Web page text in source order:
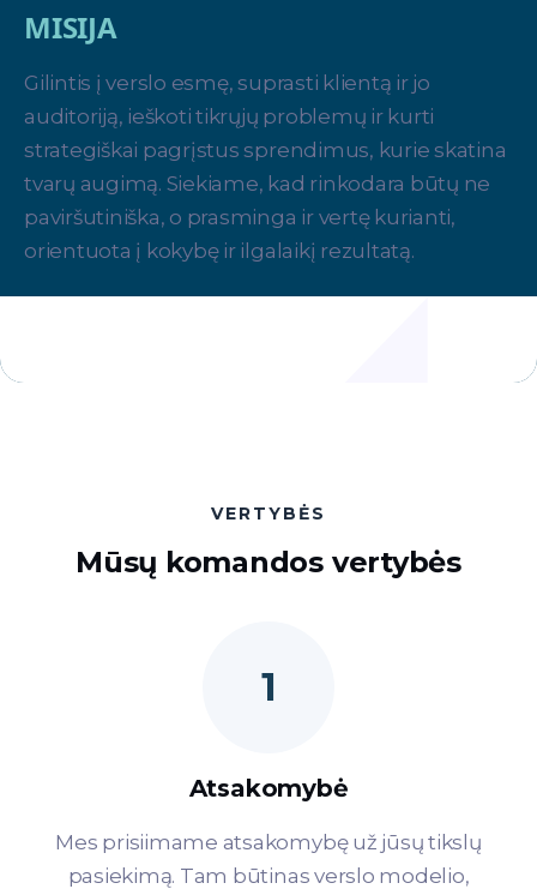
MISIJA
Gilintis į verslo esmę, suprasti klientą ir jo
auditoriją, ieškoti tikrųjų problemų ir kurti
strategiškai pagrįstus sprendimus, kurie skatina
tvarų augimą. Siekiame, kad rinkodara būtų ne
paviršutiniška, o prasminga ir vertę kurianti,
orientuota į kokybę ir ilgalaikį rezultatą.
VERTYBĖS
Mūsų komandos vertybės
1
Atsakomybė
Mes prisiimame atsakomybę už jūsų tikslų
pasiekimą. Tam būtinas verslo modelio,